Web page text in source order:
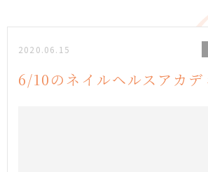
2020.06.15
6/10のネイルヘルスアカデ